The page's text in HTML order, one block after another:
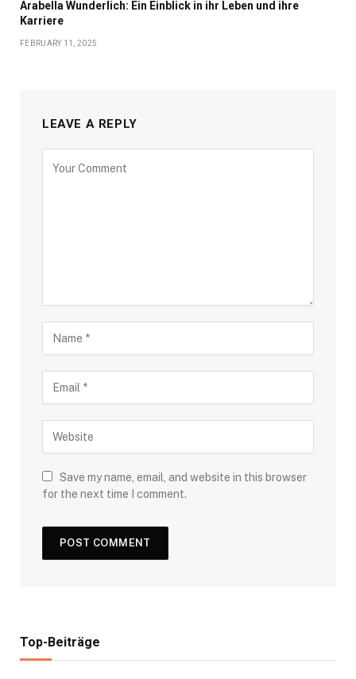
Arabella Wunderlich: Ein Einblick in ihr Leben und ihre
Karriere
FEBRUARY 11, 2025
LEAVE A REPLY
Save my name, email, and website in this browser
for the next time I comment.
Top-Beiträge